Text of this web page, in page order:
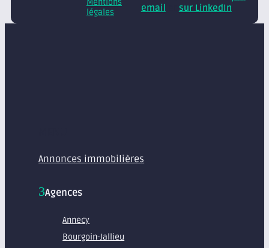
légales
email
sur LinkedIn
Annonces immobilières
Agences
Annecy
Bourgoin-Jallieu